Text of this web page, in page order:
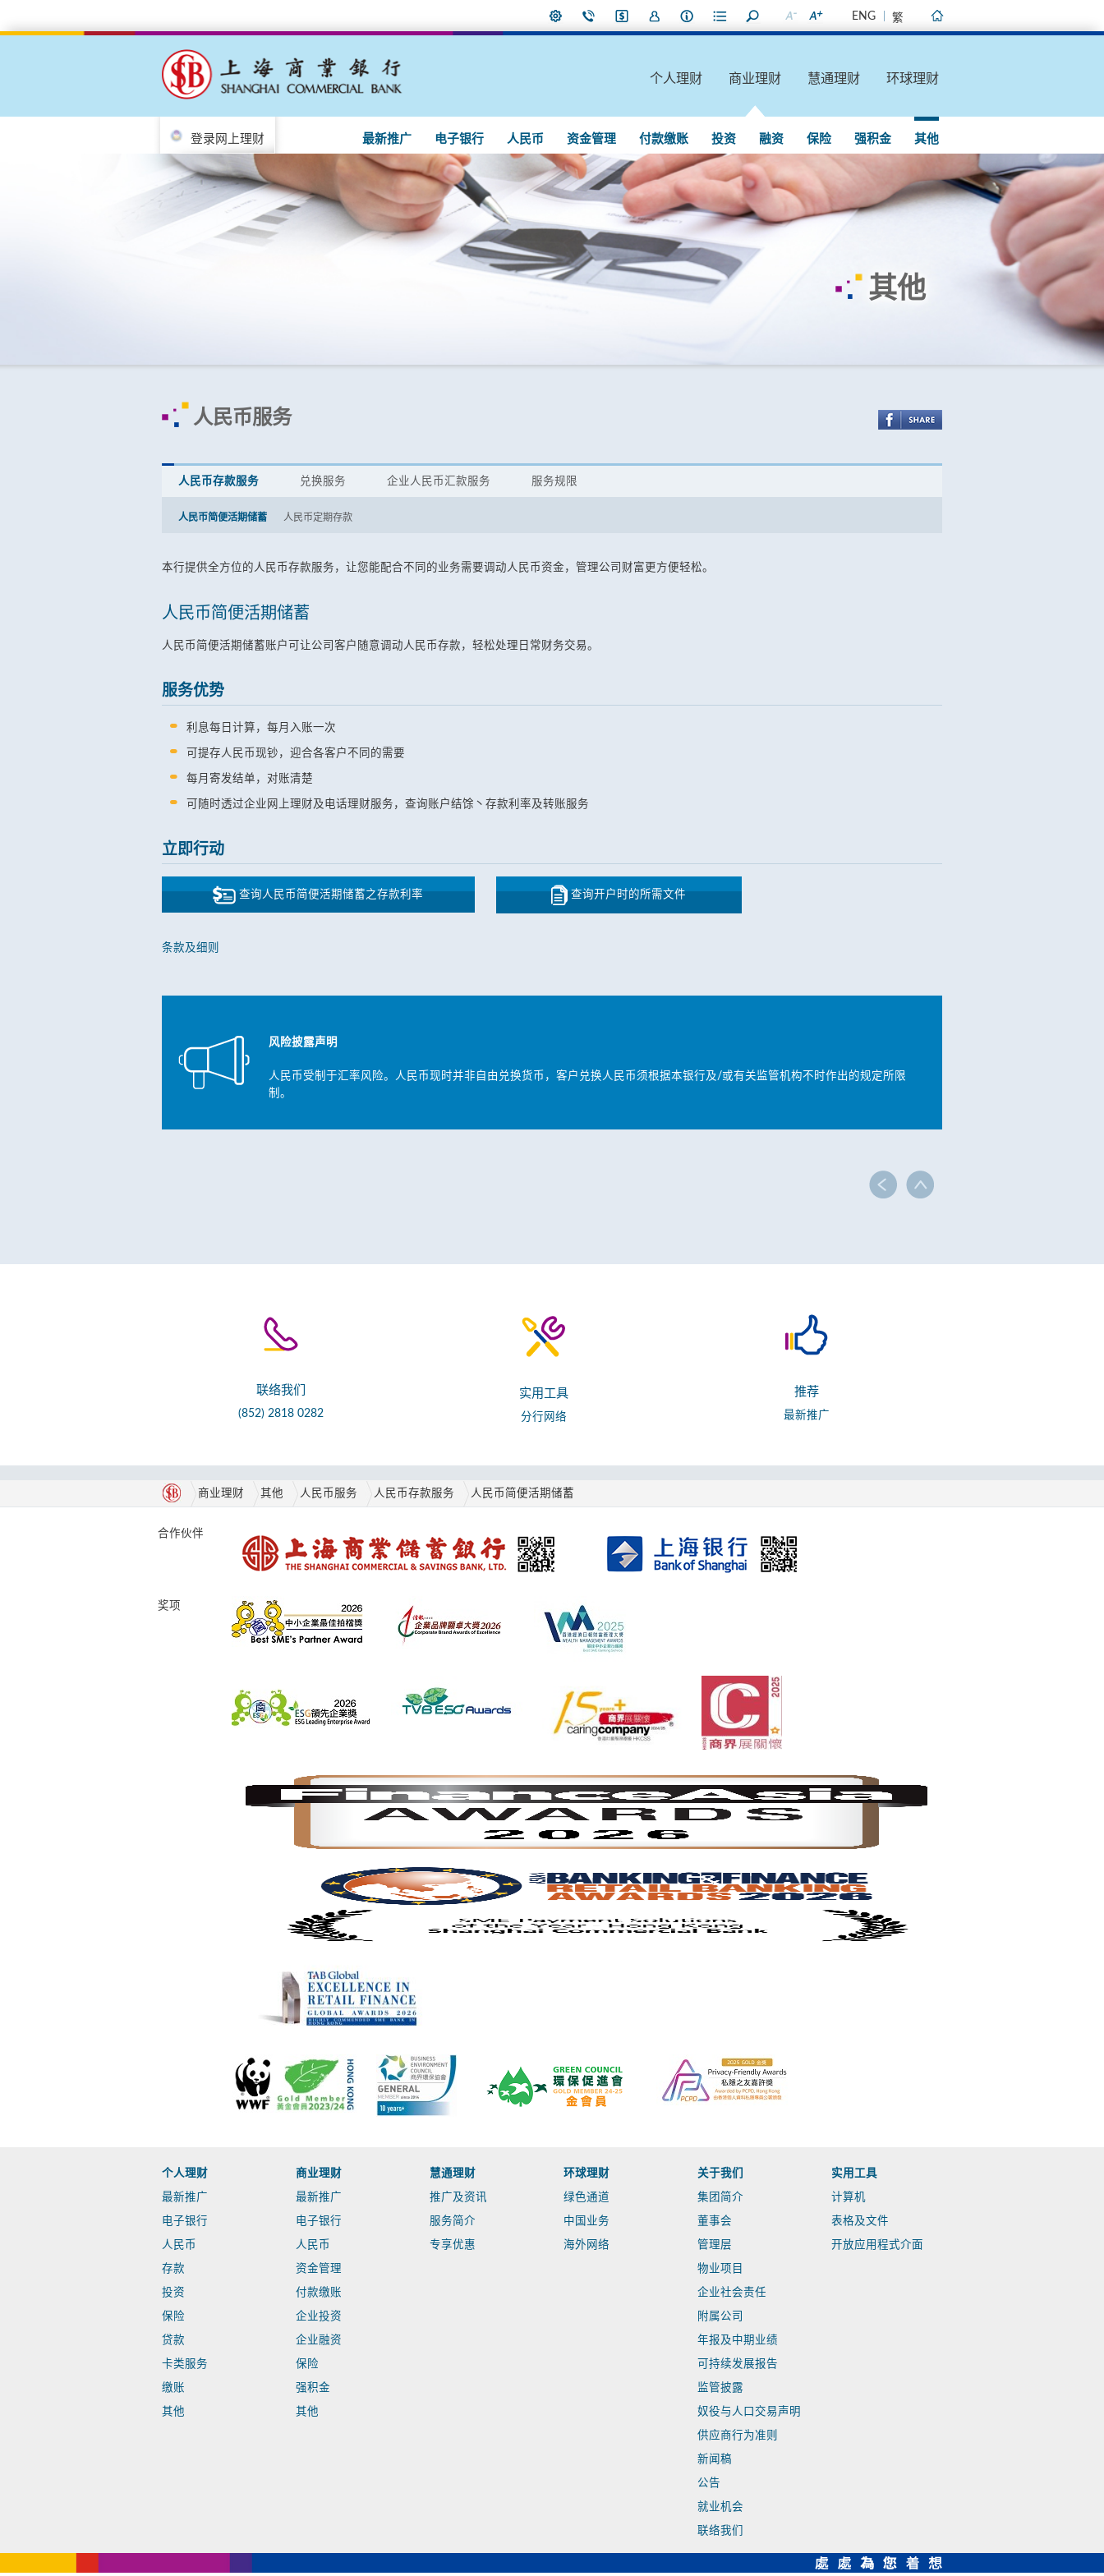
ENG 繁
登录网上理财
个人理财 商业理财 慧通理财 环球理财
最新推广 电子银行 人民币 资金管理 付款缴账 投资 融资 保险 强积金 其他
其他
人民币服务
人民币存款服务
人民币简便活期储蓄 人民币定期存款
兑换服务 企业人民币汇款服务 服务规限
本行提供全方位的人民币存款服务，让您能配合不同的业务需要调动人民币资金，管理公司财富更方便轻松。
人民币简便活期储蓄
人民币简便活期储蓄账户可让公司客户随意调动人民币存款，轻松处理日常财务交易。
服务优势
利息每日计算，每月入账一次
可提存人民币现钞，迎合各客户不同的需要
每月寄发结单，对账清楚
可随时透过企业网上理财及电话理财服务，查询账户结馀丶存款利率及转账服务
立即行动
查询人民币简便活期储蓄之存款利率 查询开户时的所需文件
条款及细则
风险披露声明
人民币受制于汇率风险。人民币现时并非自由兑换货币，客户兑换人民币须根据本银行及/或有关监管机构不时作出的规定所限
制。
联络我们
(852) 2818 0282
实用工具
分行网络
推荐
最新推广
商业理财 其他 人民币服务 人民币存款服务 人民币简便活期储蓄
合作伙伴
奖项
个人理财
最新推广
电子银行
人民币
存款
投资
保险
贷款
卡类服务
缴账
其他
商业理财
最新推广
电子银行
人民币
资金管理
付款缴账
企业投资
企业融资
保险
强积金
其他
慧通理财
推广及资讯
服务简介
专享优惠
环球理财
绿色通道
中国业务
海外网络
关于我们
集团简介
董事会
管理层
物业项目
企业社会责任
附属公司
年报及中期业绩
可持续发展报告
监管披露
奴役与人口交易声明
供应商行为准则
新闻稿
公告
就业机会
联络我们
实用工具
计算机
表格及文件
开放应用程式介面